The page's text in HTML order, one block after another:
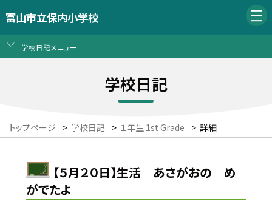
富山市立保内小学校
学校日記メニュー
学校日記
トップページ > 学校日記 > １年生 1st Grade > 詳細
【５月２０日】生活 あさがおの め
がでたよ